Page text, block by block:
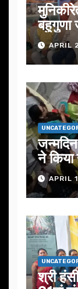
बहुगुणा
जोरAPRIL
ने
APRIL
श्री